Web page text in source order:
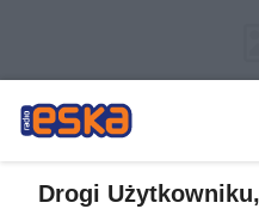
Drogi Użytkowniku,